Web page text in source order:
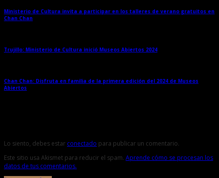
Ministerio de Cultura invita a participar en los talleres de verano gratuitos en
Chan Chan
Trujillo: Ministerio de Cultura inició Museos Abiertos 2024
Chan Chan: Disfruta en familia de la primera edición del 2024 de Museos
Abiertos
Lo siento, debes estar conectado para publicar un comentario.
Este sitio usa Akismet para reducir el spam. Aprende cómo se procesan los
datos de tus comentarios.